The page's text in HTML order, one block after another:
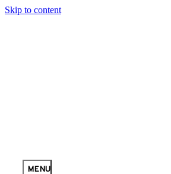
Skip to content
MENU